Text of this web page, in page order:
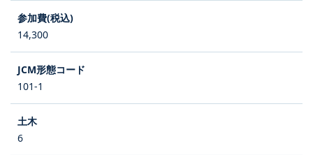
14,300
101-1
6